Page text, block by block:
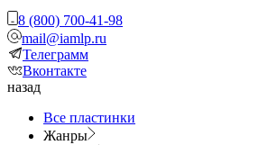
8 (800) 700-41-98
mail@iamlp.ru
Телеграмм
Вконтакте
назад
Все пластинки
Жанры